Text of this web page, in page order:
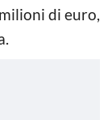
di euro,